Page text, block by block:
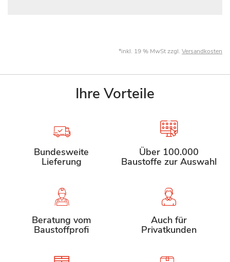
*inkl. 19 % MwSt zzgl. Versandkosten
Ihre Vorteile
Bundesweite
Lieferung
Über 100.000
Baustoffe zur Auswahl
Beratung vom
Baustoffprofi
Auch für
Privatkunden